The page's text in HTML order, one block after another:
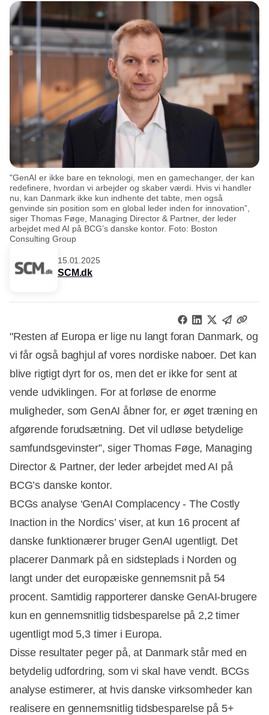
"GenAI er ikke bare en teknologi, men en gamechanger, der kan
redefinere, hvordan vi arbejder og skaber værdi. Hvis vi handler
nu, kan Danmark ikke kun indhente det tabte, men også
genvinde sin position som en global leder inden for innovation”,
siger Thomas Føge, Managing Director & Partner, der leder
arbejdet med AI på BCG’s danske kontor. Foto: Boston
Consulting Group
15.01.2025
SCM.dk
"Resten af Europa er lige nu langt foran Danmark, og
vi får også baghjul af vores nordiske naboer. Det kan
blive rigtigt dyrt for os, men det er ikke for sent at
vende udviklingen. For at forløse de enorme
muligheder, som GenAI åbner for, er øget træning en
afgørende forudsætning. Det vil udløse betydelige
samfundsgevinster”, siger Thomas Føge, Managing
Director & Partner, der leder arbejdet med AI på
BCG’s danske kontor.
BCGs analyse ‘GenAI Complacency - The Costly
Inaction in the Nordics’ viser, at kun 16 procent af
danske funktionærer bruger GenAI ugentligt. Det
placerer Danmark på en sidsteplads i Norden og
langt under det europæiske gennemsnit på 54
procent. Samtidig rapporterer danske GenAI-brugere
kun en gennemsnitlig tidsbesparelse på 2,2 timer
ugentligt mod 5,3 timer i Europa.
Disse resultater peger på, at Danmark står med en
betydelig udfordring, som vi skal have vendt. BCGs
analyse estimerer, at hvis danske virksomheder kan
realisere en gennemsnitlig tidsbesparelse på 5+